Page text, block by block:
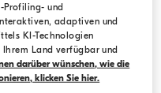
Profiling- und
adaptiven und
KI-Technologien
Land verfügbar und
darüber wünschen, wie die
klicken Sie hier.